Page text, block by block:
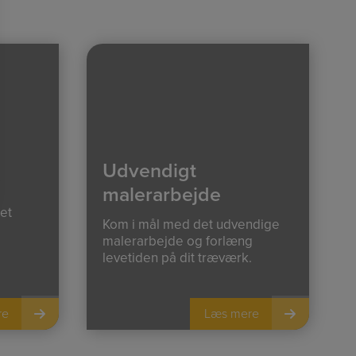
Udvendigt
malerarbejde
Kom i mål med det udvendige
malerarbejde og forlæng
levetiden på dit træværk.
Læs mere